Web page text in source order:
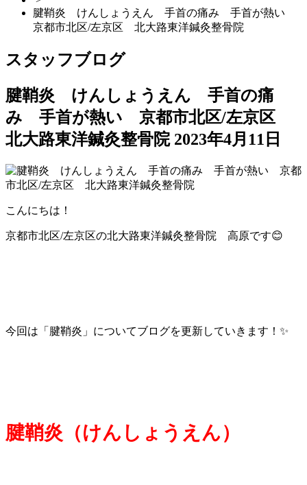
腱鞘炎 けんしょうえん 手首の痛み 手首が熱い
京都市北区/左京区 北大路東洋鍼灸整骨院
スタッフブログ
腱鞘炎 けんしょうえん 手首の痛
み 手首が熱い 京都市北区/左京区
北大路東洋鍼灸整骨院 2023年4月11日
こんにちは！
京都市北区/左京区の北大路東洋鍼灸整骨院 高原です😊
今回は「腱鞘炎」についてブログを更新していきます！✨
腱鞘炎（けんしょうえん）